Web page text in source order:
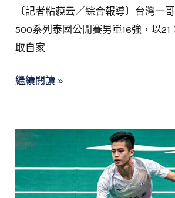
〔記者粘藐云／綜合報導〕台灣一
500系列泰國公開賽男單16強，以21
取自家
成
闖
進
強
繼續閱讀 »
國
賽》